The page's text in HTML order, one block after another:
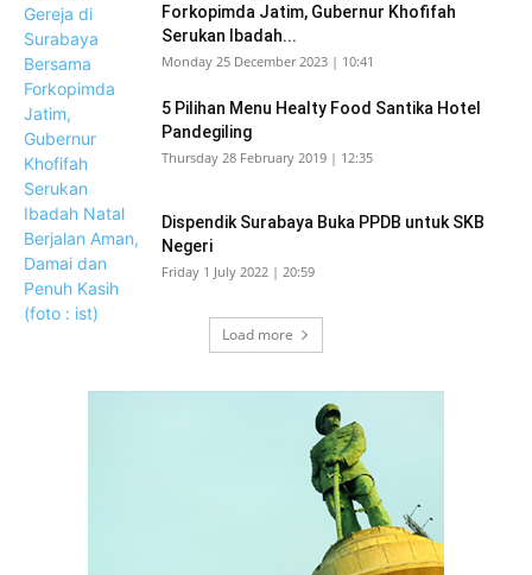
Forkopimda Jatim, Gubernur Khofifah
Serukan Ibadah...
Monday 25 December 2023 | 10:41
5 Pilihan Menu Healty Food Santika Hotel
Pandegiling
Thursday 28 February 2019 | 12:35
Dispendik Surabaya Buka PPDB untuk SKB
Negeri
Friday 1 July 2022 | 20:59
Load more